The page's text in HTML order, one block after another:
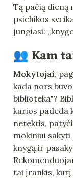
Tą pačią dieną
psichikos
jungiasi:
👥 Kam
Mokytojai,
kada nors
biblioteka"?
kurios padeda
netektis,
mokiniui sakyti
knygą ir
tai įrankis,